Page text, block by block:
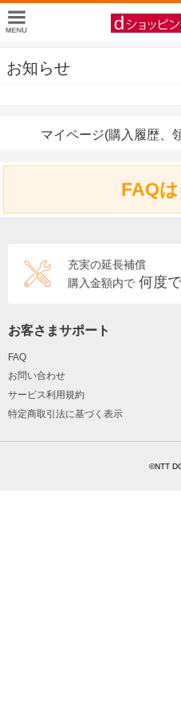
お知らせ
マイページ(購入履歴、
FAQ
充実の延長補償
購入金額内で 何度
お客さまサポート
FAQ
お問い合わせ
サービス利用規約
特定商取引法に基づく表示
©NTT